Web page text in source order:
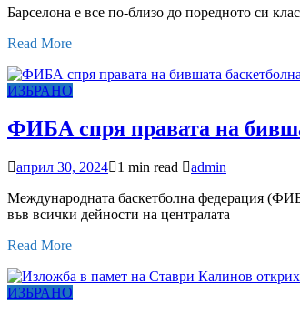
Барселона е все по-близо до поредното си
Read More
ИЗБРАНО
ФИБА спря правата на
април 30, 2024 1 min read
admin
Международната баскетболна федерация
във всички дейности на централата
Read More
ИЗБРАНО